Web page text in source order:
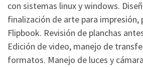
con sistemas linux y windows.
finalización de arte para
Flipbook. Revisión de planchas
Edición de video, manejo de
formatos. Manejo de luces y